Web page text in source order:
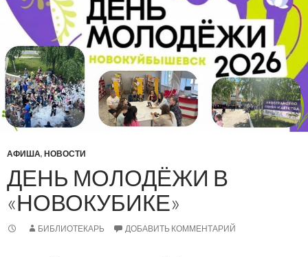
АФИША, НОВОСТИ
ДЕНЬ МОЛОДЁЖИ В
«НОВОКУБИКЕ»
БИБЛИОТЕКАРЬ ДОБАВИТЬ КОММЕНТАРИЙ